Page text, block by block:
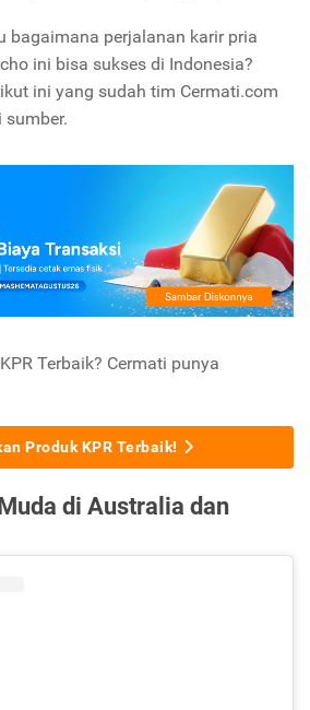
bagaimana perjalanan karir pria
ini bisa sukses di Indonesia?
ini yang sudah tim Cermati.com
sumber.
Terbaik? Cermati punya
Produk KPR Terbaik!
di Australia dan